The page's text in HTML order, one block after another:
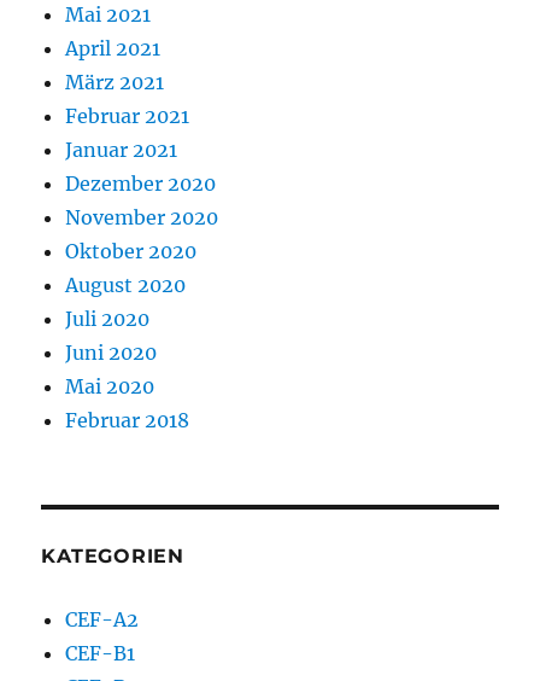
Mai 2021
April 2021
März 2021
Februar 2021
Januar 2021
Dezember 2020
November 2020
Oktober 2020
August 2020
Juli 2020
Juni 2020
Mai 2020
Februar 2018
KATEGORIEN
CEF-A2
CEF-B1